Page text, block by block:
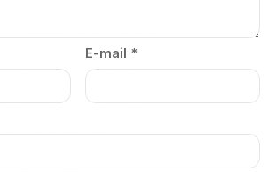
E-mail *